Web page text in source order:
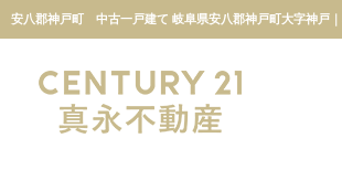
安八郡神戸町 中古一戸建て 岐阜県安八郡神戸町大字神戸